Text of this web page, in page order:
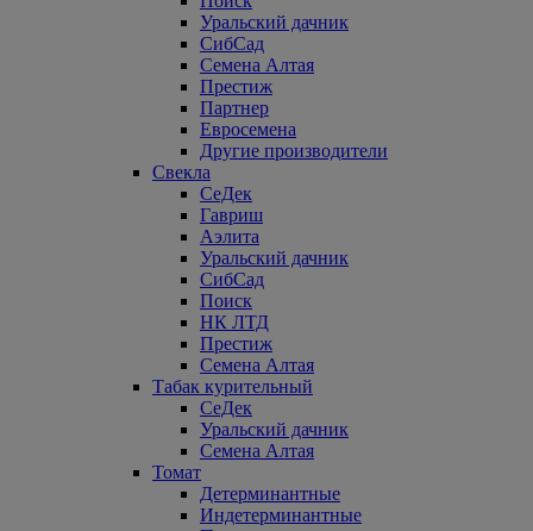
Уральский дачник
СибСад
Семена Алтая
Престиж
Партнер
Евросемена
Другие производители
Свекла
СеДек
Гавриш
Аэлита
Уральский дачник
СибСад
Поиск
НК ЛТД
Престиж
Семена Алтая
Табак курительный
СеДек
Уральский дачник
Семена Алтая
Томат
Детерминантные
Индетерминантные